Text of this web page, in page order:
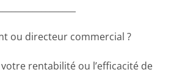
ou directeur commercial ?
rentabilité ou l’efficacité de